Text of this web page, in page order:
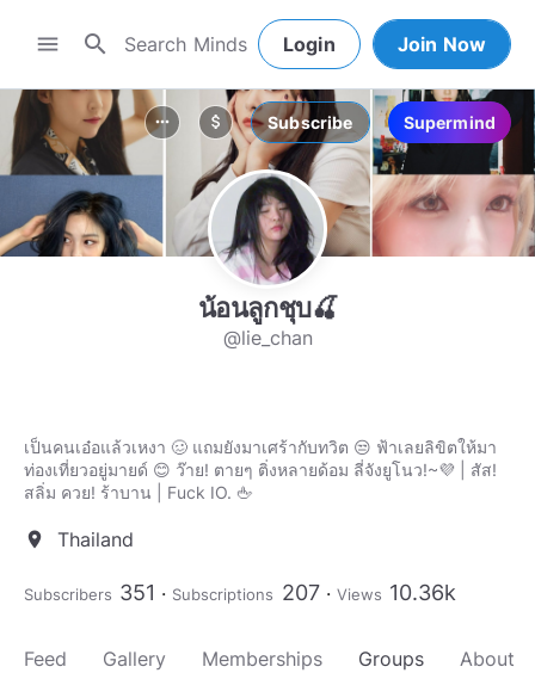
menu search Login Join Now
more_horiz attach_money Subscribe Supermind
น้อนลูกชุบ🍒
@lie_chan
เป็นคนเอ๋อแล้วเหงา 🥴 แถมยังมาเศร้ากับทวิต 😒 ฟ้าเลยลิขิตให้มา
ท่องเที่ยวอยู่มายด์ 😊 ว๊าย! ตายๆ ติ่งหลายด้อม ลี่จังยูโนว!~💜 | สัส!
สลิ่ม ควย! ร้าบาน | Fuck IO. 🖕
location_on Thailand
Subscribers 351 Subscriptions 207 Views 10.36k
Feed Gallery Memberships Groups About